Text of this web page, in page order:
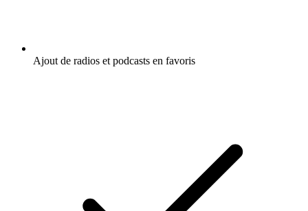
Ajout de radios et podcasts en favoris